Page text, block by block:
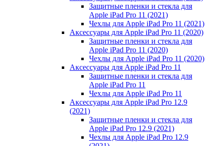
Защитные пленки и стекла для
Apple iPad Pro 11 (2021)
Чехлы для Apple iPad Pro 11 (2021)
Аксессуары для Apple iPad Pro 11 (2020)
Защитные пленки и стекла для
Apple iPad Pro 11 (2020)
Чехлы для Apple iPad Pro 11 (2020)
Аксессуары для Apple iPad Pro 11
Защитные пленки и стекла для
Apple iPad Pro 11
Чехлы для Apple iPad Pro 11
Аксессуары для Apple iPad Pro 12.9
(2021)
Защитные пленки и стекла для
Apple iPad Pro 12.9 (2021)
Чехлы для Apple iPad Pro 12.9